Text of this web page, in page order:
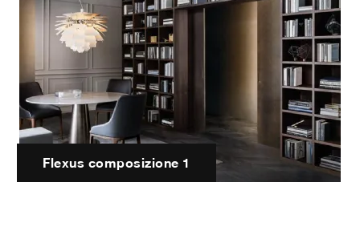
Flexus composizione 1